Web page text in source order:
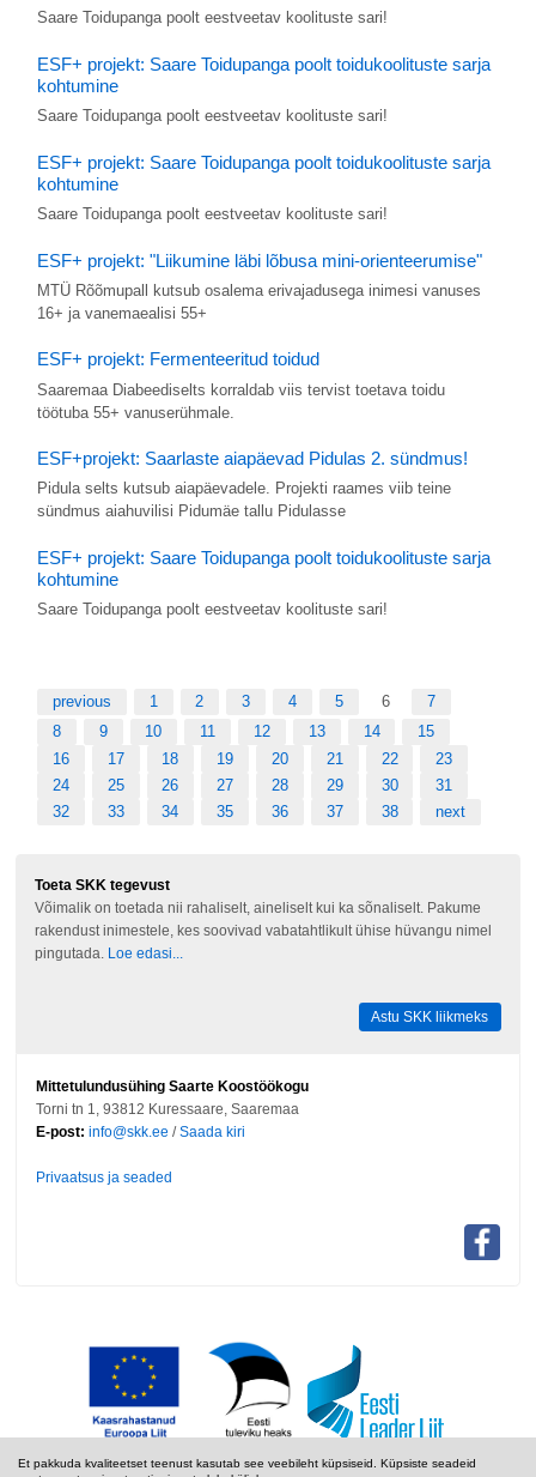
Et pakkuda kvaliteetset teenust kasutab see veebileht küpsiseid. Küpsiste seadeid
Saare Toidupanga poolt eestveetav koolituste sari!
ESF+ projekt: Saare Toidupanga poolt toidukoolituste sarja
kohtumine
Saare Toidupanga poolt eestveetav koolituste sari!
ESF+ projekt: Saare Toidupanga poolt toidukoolituste sarja
kohtumine
Saare Toidupanga poolt eestveetav koolituste sari!
ESF+ projekt: "Liikumine läbi lõbusa mini-orienteerumise"
MTÜ Rõõmupall kutsub osalema erivajadusega inimesi vanuses
16+ ja vanemaealisi 55+
ESF+ projekt: Fermenteeritud toidud
Saaremaa Diabeediselts korraldab viis tervist toetava toidu
töötuba 55+ vanuserühmale.
ESF+projekt: Saarlaste aiapäevad Pidulas 2. sündmus!
Pidula selts kutsub aiapäevadele. Projekti raames viib teine
sündmus aiahuvilisi Pidumäe tallu Pidulasse
ESF+ projekt: Saare Toidupanga poolt toidukoolituste sarja
kohtumine
Saare Toidupanga poolt eestveetav koolituste sari!
previous 1 2 3 4 5 6
7
8
9 10 11 12 13 14
15
16
17 18 19 20 21 22
23
24
25 26 27 28 29 30
31
32
33 34 35 36 37 38 next
Toeta SKK tegevust
Võimalik on toetada nii rahaliselt, aineliselt kui ka sõnaliselt. Pakume
rakendust inimestele, kes soovivad vabatahtlikult ühise hüvangu nimel
pingutada. Loe edasi...
Astu SKK liikmeks
Mittetulundusühing Saarte Koostöökogu
Torni tn 1, 93812 Kuressaare, Saaremaa
E-post: info@skk.ee / Saada kiri
Privaatsus ja seaded